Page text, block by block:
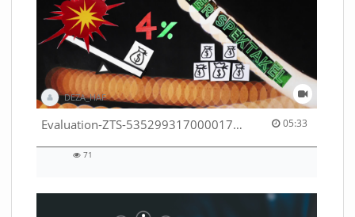
DEZA_HAF
Evaluation-ZTS-53529931700001791 05:33
05:33 duration
71